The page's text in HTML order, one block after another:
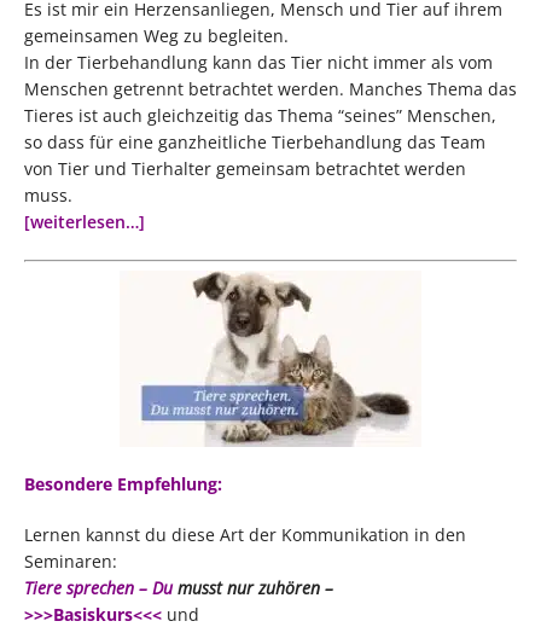
Es ist mir ein Herzensanliegen, Mensch und Tier auf ihrem
gemeinsamen Weg zu begleiten.
In der Tierbehandlung kann das Tier nicht immer als vom
Menschen getrennt betrachtet werden. Manches Thema das
Tieres ist auch gleichzeitig das Thema “seines” Menschen,
so dass für eine ganzheitliche Tierbehandlung das Team
von Tier und Tierhalter gemeinsam betrachtet werden
muss.
[weiterlesen…]
Besondere Empfehlung:
Lernen kannst du diese Art der Kommunikation in den
Seminaren:
Tiere sprechen – Dumusst nur zuhören –
>>>Basiskurs<<< und